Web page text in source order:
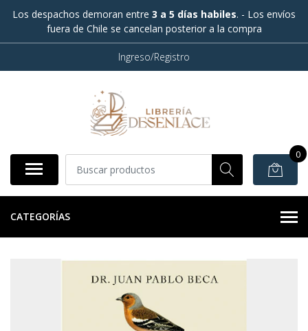
Los despachos demoran entre 3 a 5 días habiles. - Los envíos
fuera de Chile se cancelan posterior a la compra
Ingreso/Registro
0
CATEGORÍAS